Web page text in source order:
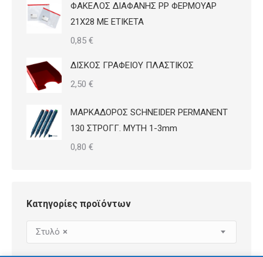
ΦΑΚΕΛΟΣ ΔΙΑΦΑΝΗΣ PP ΦΕΡΜΟΥΑΡ
21Χ28 ΜΕ ΕΤΙΚΕΤΑ
0,85 €
ΔΙΣΚΟΣ ΓΡΑΦΕΙΟΥ ΠΛΑΣΤΙΚΟΣ
2,50 €
ΜΑΡΚΑΔΟΡΟΣ SCHNEIDER PERMANENT
130 ΣΤΡΟΓΓ. ΜΥΤΗ 1-3mm
0,80 €
Κατηγορίες προϊόντων
×
Στυλό